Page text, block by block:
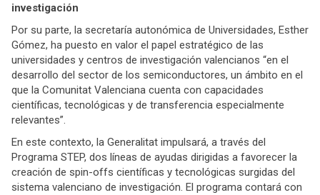
investigación
Por su parte, la secretaría autonómica de Universidades, Esther
Gómez, ha puesto en valor el papel estratégico de las
universidades y centros de investigación valencianos “en el
desarrollo del sector de los semiconductores, un ámbito en el
que la Comunitat Valenciana cuenta con capacidades
científicas, tecnológicas y de transferencia especialmente
relevantes”.
En este contexto, la Generalitat impulsará, a través del
Programa STEP, dos líneas de ayudas dirigidas a favorecer la
creación de spin-offs científicas y tecnológicas surgidas del
sistema valenciano de investigación. El programa contará con